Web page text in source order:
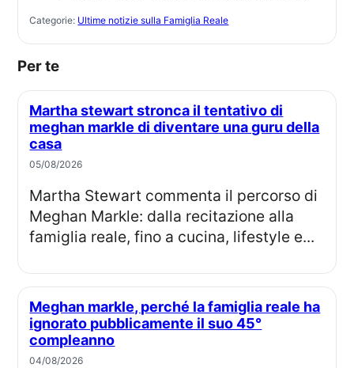
Categorie: Ultime notizie sulla Famiglia Reale
Per te
Martha stewart stronca il tentativo di
meghan markle di diventare una guru della
casa
05/08/2026
Martha Stewart commenta il percorso di
Meghan Markle: dalla recitazione alla
famiglia reale, fino a cucina, lifestyle e...
Meghan markle, perché la famiglia reale ha
ignorato pubblicamente il suo 45°
compleanno
04/08/2026